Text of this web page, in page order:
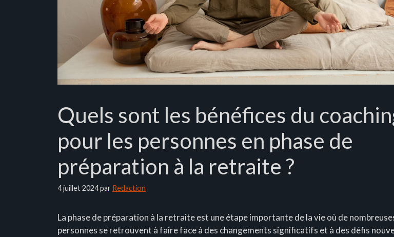
Quels sont les bénéfices du
pour les personnes en phase de
préparation à la retraite ?
4 juillet 2024par Redaction
La phase de préparation à la retraite est une étape importante de la vie où de
personnes se retrouvent à faire face à des changements significatifs et à des défis